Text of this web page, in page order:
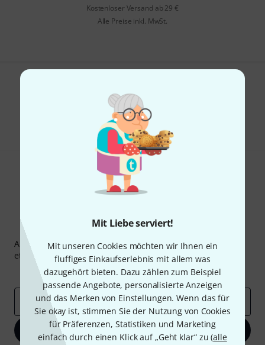
Mit Liebe serviert!
Mit unseren Cookies möchten wir Ihnen ein
fluffiges Einkaufserlebnis mit allem was
dazugehört bieten. Dazu zählen zum Beispiel
passende Angebote, personalisierte Anzeigen
und das Merken von Einstellungen. Wenn das für
Sie okay ist, stimmen Sie der Nutzung von Cookies
für Präferenzen, Statistiken und Marketing
einfach durch einen Klick auf „Geht klar“ zu (alle
Kostenloser Versand ab 29 €
Alle Preise inkl. MwSt.
Gefällt Ihnen, was Sie sehen?
Hilfe & Feedback
Thomann Newsletter
Abonniere den Thomann Newsletter und gewinne mit
etwas Glück einen von50 Gutscheinenüber jeweils
Inspirierende Beiträge
Deals Thomann Insights
E-Mail-Adresse*
Jetzt anmelden